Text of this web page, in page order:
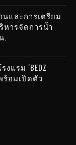
นและการเตรียม
ารจัดการน้ำ
.
งแรม ‘BEDZ
พร้อมเปิดตัว